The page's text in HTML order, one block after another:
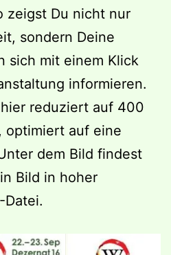
zeigst Du nicht nur
sondern Deine
sich mit einem Klick
informieren.
reduziert auf 400
optimiert auf eine
dem Bild findest
Bild in hoher
Datei.